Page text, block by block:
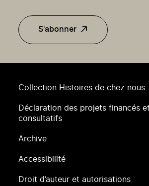
Collection Histoires de chez nous
Déclaration des projets financés
consultatifs
Archive
Accessibilité
Droit d’auteur et autorisations
S'abonner